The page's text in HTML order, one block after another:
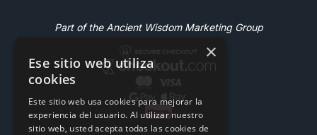
Part of the Ancient Wisdom Marketing Group
×
Ese sitio web utiliza
cookies
Este sitio web usa cookies para mejorar la
experiencia del usuario. Al utilizar nuestro
sitio web, usted acepta todas las cookies de